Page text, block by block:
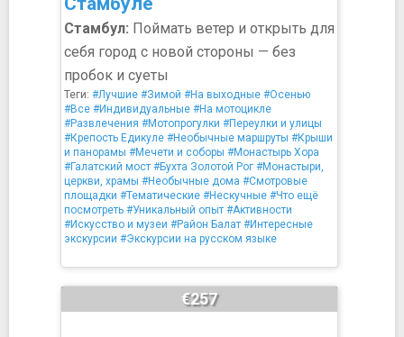
Стамбул: Поймать ветер и открыть для
себя город с новой стороны — без
пробок и суеты
Теги: #Лучшие #Зимой #На выходные #Осенью
#Все #Индивидуальные #На мотоцикле
#Развлечения #Мотопрогулки #Переулки и улицы
#Крепость Едикуле #Необычные маршруты #Крыши
и панорамы #Мечети и соборы #Монастырь Хора
#Галатский мост #Бухта Золотой Рог #Монастыри,
церкви, храмы #Необычные дома #Смотровые
площадки #Тематические #Нескучные #Что ещё
посмотреть #Уникальный опыт #Активности
#Искусство и музеи #Район Балат #Интересные
экскурсии #Экскурсии на русском языке
€257